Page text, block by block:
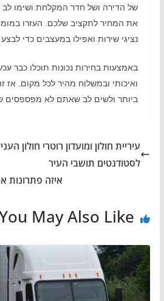
של הדירה ושל חדר המקלחת ושימו
את המחיר לתקציב שלכם. העזרו
נציגי שירות ואפילו במעצבים כדי
באמצעות בחירות נכונות תוכלו כבר
ואיכותי ובמשלוח מהיר לכל מקום. אז
ביותר ולשים לב שאתם לא מפספסים
לסטודנטים תושבי העיר
איזה פתרונות
May Also Like